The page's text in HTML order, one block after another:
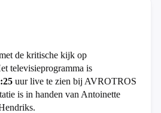
de kritische kijk op
televisieprogramma is
uur live te zien bij AVROTROS
is in handen van Antoinette